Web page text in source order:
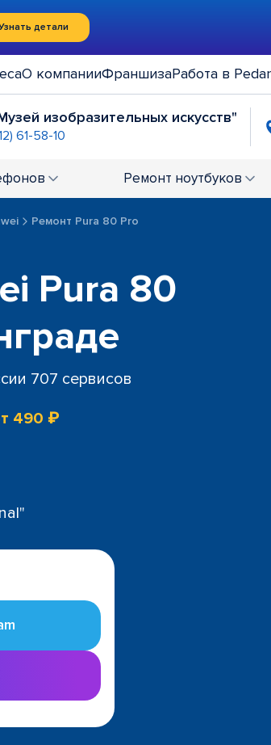
детали
О компанииФраншизаРабота в
изобразительных искусств"
61-58-10
79-91-43 +7 (4012)
Ремонт ноутбуков
Ремонт Pura 80 Pro
Pura 80
707 сервисов
490 ₽